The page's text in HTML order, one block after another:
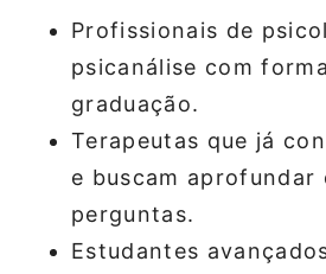
Profissionais de
psicanálise com
graduação.
Terapeutas que já
e buscam
perguntas.
Estudantes